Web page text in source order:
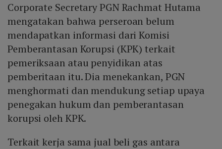
Corporate Secretary PGN Rachmat Hutama
mengatakan bahwa perseroan belum
mendapatkan informasi dari Komisi
Pemberantasan Korupsi (KPK) terkait
pemeriksaan atau penyidikan atas
pemberitaan itu. Dia menekankan, PGN
menghormati dan mendukung setiap upaya
penegakan hukum dan pemberantasan
korupsi oleh KPK.
Terkait kerja sama jual beli gas antara